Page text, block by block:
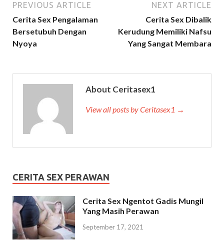
PREVIOUS ARTICLE
Cerita Sex Pengalaman
Bersetubuh Dengan
Nyoya
NEXT ARTICLE
Cerita Sex Dibalik
Kerudung Memiliki Nafsu
Yang Sangat Membara
About Ceritasex1
View all posts by Ceritasex1 →
CERITA SEX PERAWAN
Cerita Sex Ngentot Gadis Mungil
Yang Masih Perawan
September 17, 2021